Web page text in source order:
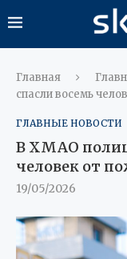
Главная
спасли восемь
ГЛАВНЫЕ НОВОСТИ
В ХМАО
человек от
19/05/2026